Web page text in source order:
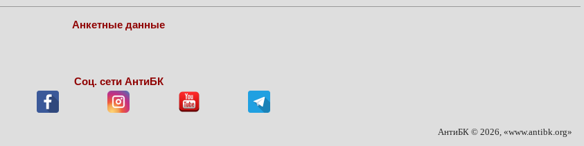
Анкетные данные
Соц. сети АнтиБК
АнтиБК © 2026, «www.antibk.org»